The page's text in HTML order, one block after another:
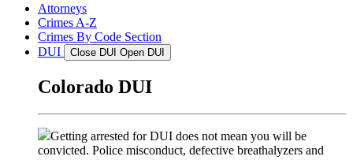
Attorneys
Crimes A-Z
Crimes By Code Section
DUI
Close DUI Open DUI
Colorado DUI
Getting arrested for DUI does not mean you will be
convicted. Police misconduct, defective breathalyzers and